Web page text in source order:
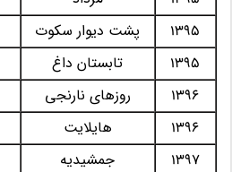
1395
پشت دیوار سکوت
1395
تابستان داغ
1396
روزهای نارنجی
1396
هایلایت
1397
جمشیدیه